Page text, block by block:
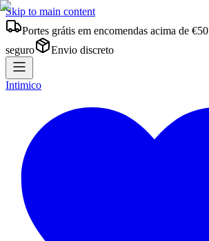
Skip to main content
Portes grátis em encomendas acima de €50
seguro
Envio discreto
Intimico